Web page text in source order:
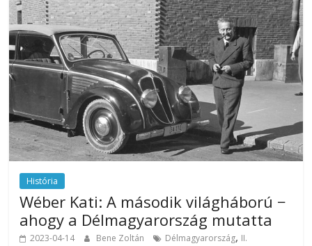
História
Wéber Kati: A második világháború −
ahogy a Délmagyarország mutatta
2023-04-14 Bene Zoltán Délmagyarország, II.